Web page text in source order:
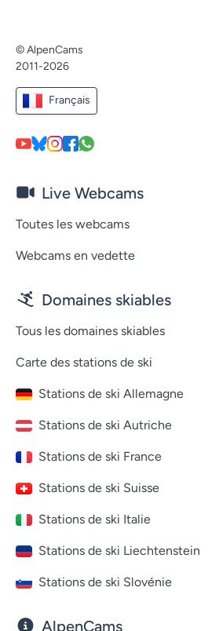
© AlpenCams
2011-2026
Français
Live Webcams
Toutes les webcams
Webcams en vedette
Domaines skiables
Tous les domaines skiables
Carte des stations de ski
Stations de ski Allemagne
Stations de ski Autriche
Stations de ski France
Stations de ski Suisse
Stations de ski Italie
Stations de ski Liechtenstein
Stations de ski Slovénie
AlpenCams